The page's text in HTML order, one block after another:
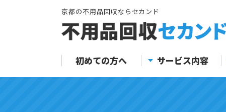
京都の不用品回収ならセカンド
初めての方へ サービス内容